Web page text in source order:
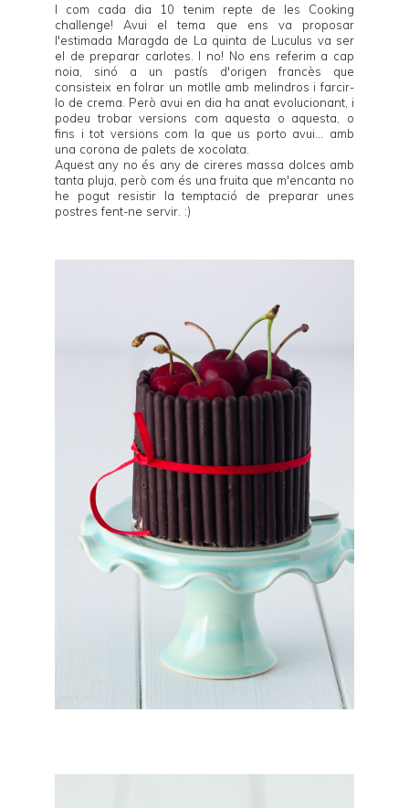
I com cada dia 10 tenim repte de les Cooking
challenge! Avui el tema que ens va proposar
l'estimada Maragda de La quinta de Luculus va ser
el de preparar carlotes. I no! No ens referim a cap
noia, sinó a un pastís d'origen francès que
consisteix en folrar un motlle amb melindros i farcir-
lo de crema. Però avui en dia ha anat evolucionant, i
podeu trobar versions com aquesta o aquesta , o
fins i tot versions com la que us porto avui... amb
una corona de palets de xocolata.
Aquest any no és any de cireres massa dolces amb
tanta pluja, però com és una fruita que m'encanta no
he pogut resistir la temptació de preparar unes
postres fent-ne servir. :)